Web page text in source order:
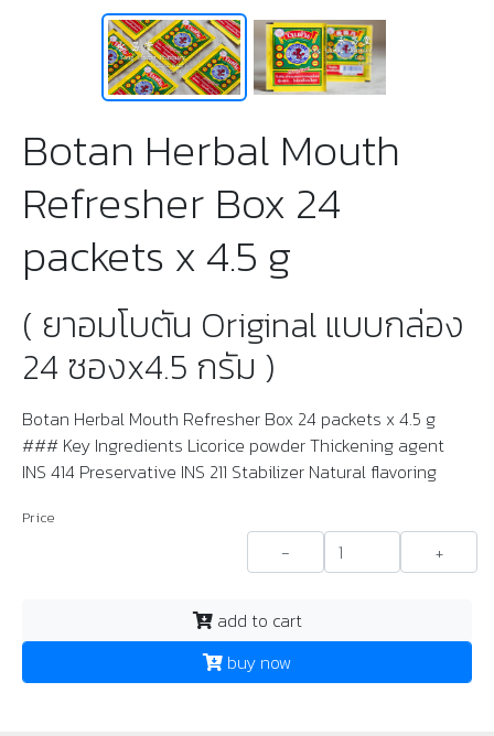
Botan Herbal Mouth
Refresher Box 24
packets x 4.5 g
( ยาอมโบตัน Original แบบกล่อง
24 ซองx4.5 กรัม )
Botan Herbal Mouth Refresher Box 24 packets x 4.5 g
### Key Ingredients Licorice powder Thickening agent
INS 414 Preservative INS 211 Stabilizer Natural flavoring
Price
- +
add to cart
buy now